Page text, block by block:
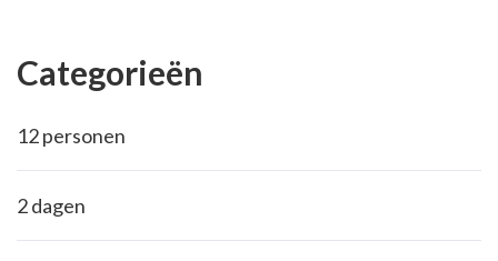
Categorieën
12 personen
2 dagen